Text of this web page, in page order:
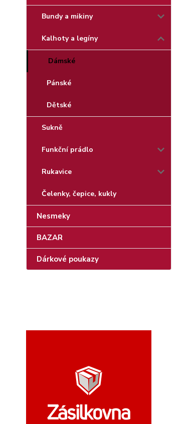
Bundy a mikiny
Kalhoty a legíny
Dámské
Pánské
Dětské
Sukně
Funkční prádlo
Rukavice
Čelenky, čepice, kukly
Nesmeky
BAZAR
Dárkové poukazy